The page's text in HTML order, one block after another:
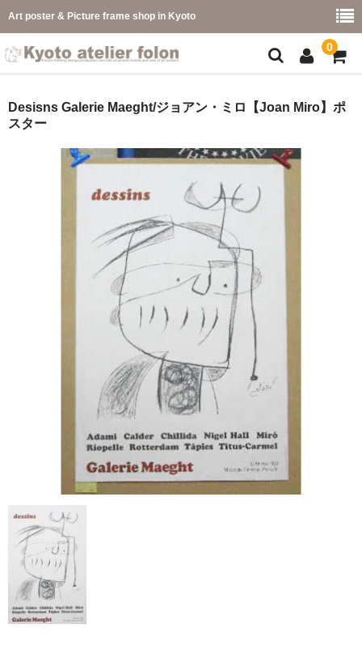
Art poster & Picture frame shop in Kyoto
0
フレーム一覧
カラー別
こどもさくひんフレーム
幅広マット付額縁フレーム-展覧会などに-
マット付額縁フレーム-おしゃれな空間に-
マット・インナー
吊りフック
吊り金具＆ヒモセット
簡単スタンド
額装テープ
Desisns Galerie Maeght/ジョアン・ミロ【Joan Miro】ポ
スター